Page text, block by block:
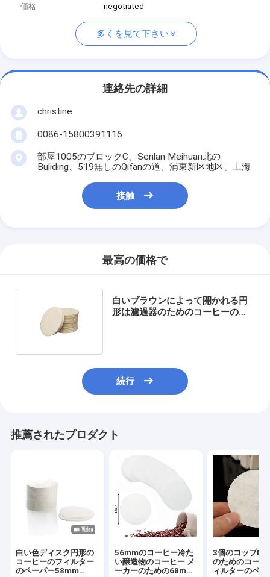
価格
negotiated
多くを見て下さい
連絡先の詳細
christine
0086-15800391116
部屋1005のブロックC、Senlan Meihuan北の
Buliding、519無しのQifanの道、浦東新区地区、上海
接触
最高の価格で
白いブラウンによって開かれる円
形は濾過器のためのコーヒーのフ
続行
推薦されたプロダクト
白い色ディスク円形の
コーヒーのフィルター
のペーパー58mm
56mmのコーヒー冷た
い醸造物のコーヒー メ
ーカーのための68mm
3個のコップ
のためのコーヒ
ィルターのペー